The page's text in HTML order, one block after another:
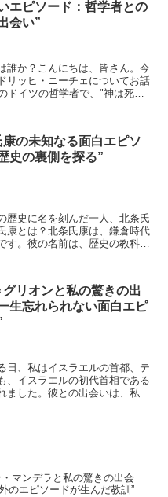
エピソード：哲学者との
会い”
誰か？こんにちは、皆さん。今
リッヒ・ニーチェについてお話
ドイツの哲学者で、"神は死ん
康の未知なる面白エピソ
史の裏側を探る”
歴史に名を刻んだ一人、北条氏
康とは？北条氏康は、鎌倉時代
。彼の名前は、歴史の教科書
グリオンと私の驚きの出
生忘れられない面白エピ
日、私はイスラエルの首都、テ
、イスラエルの初代首相である
ました。彼との出会いは、私の
・マンデラと私の驚きの出会
のエピソードが生んだ教訓”